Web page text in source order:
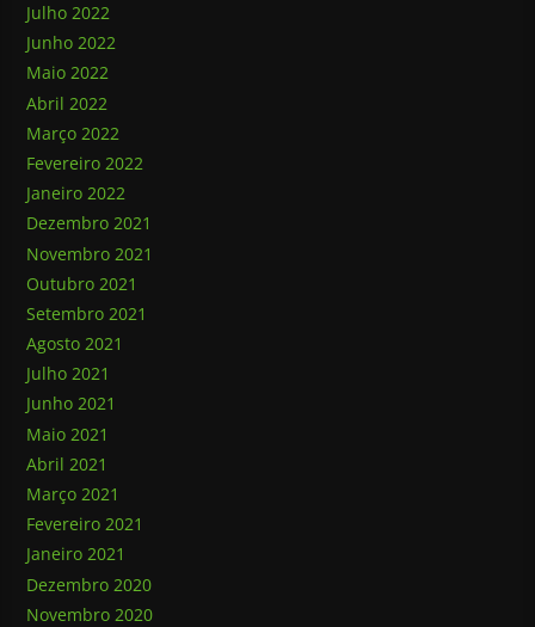
Julho 2022
Junho 2022
Maio 2022
Abril 2022
Março 2022
Fevereiro 2022
Janeiro 2022
Dezembro 2021
Novembro 2021
Outubro 2021
Setembro 2021
Agosto 2021
Julho 2021
Junho 2021
Maio 2021
Abril 2021
Março 2021
Fevereiro 2021
Janeiro 2021
Dezembro 2020
Novembro 2020